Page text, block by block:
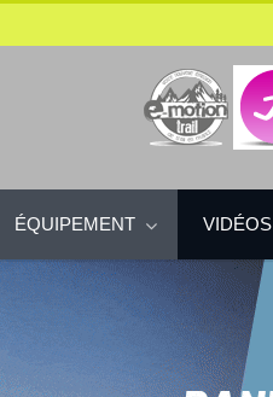
ÉQUIPEMENT VIDÉOS